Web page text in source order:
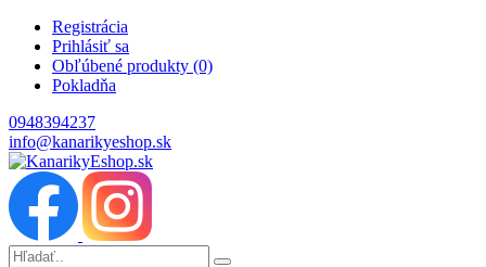
Registrácia
Prihlásiť sa
Obľúbené produkty (0)
Pokladňa
0948394237
info@kanarikyeshop.sk